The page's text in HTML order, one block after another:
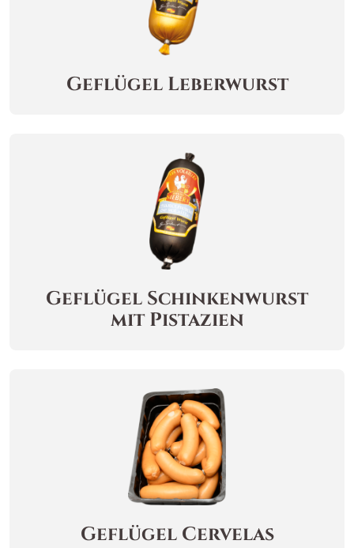
Geflügel Leberwurst
Geflügel Schinkenwurst
mit Pistazien
Geflügel Cervelas